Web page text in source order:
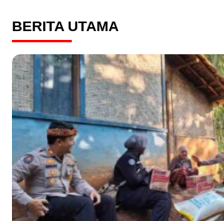
BERITA UTAMA